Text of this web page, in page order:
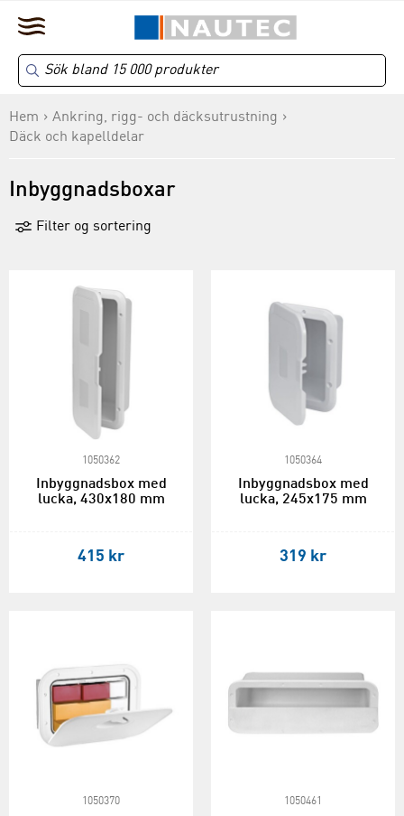
Hem
Ankring, rigg- och däcksutrustning
Däck och kapelldelar
Inbyggnadsboxar
Filter og sortering
1050362
Inbyggnadsbox med
lucka, 430x180 mm
415 kr
1050364
Inbyggnadsbox med
lucka, 245x175 mm
319 kr
1050370 1050461